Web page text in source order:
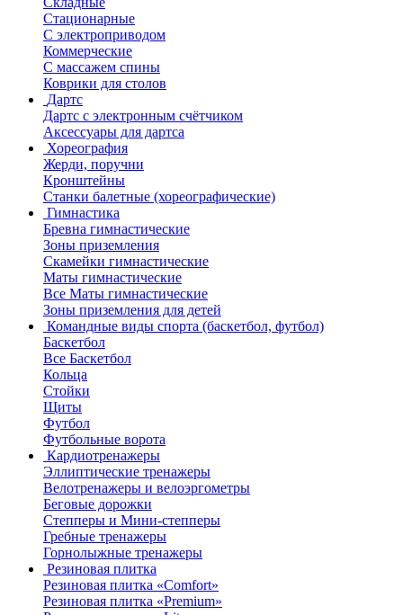
Стационарные
С электроприводом
Коммерческие
С массажем спины
Коврики для столов
Дартс
Дартс с электронным счётчиком
Аксессуары для дартса
Хореография
Жерди, поручни
Кронштейны
Станки балетные (хореографические)
Гимнастика
Бревна гимнастические
Зоны приземления
Скамейки гимнастические
Маты гимнастические
Все Маты гимнастические
Зоны приземления для детей
Командные виды спорта (баскетбол, футбол)
Баскетбол
Все Баскетбол
Кольца
Стойки
Щиты
Футбол
Футбольные ворота
Кардиотренажеры
Эллиптические тренажеры
Велотренажеры и велоэргометры
Беговые дорожки
Степперы и Мини-степперы
Гребные тренажеры
Горнолыжные тренажеры
Резиновая плитка
Резиновая плитка «Comfort»
Резиновая плитка «Premium»